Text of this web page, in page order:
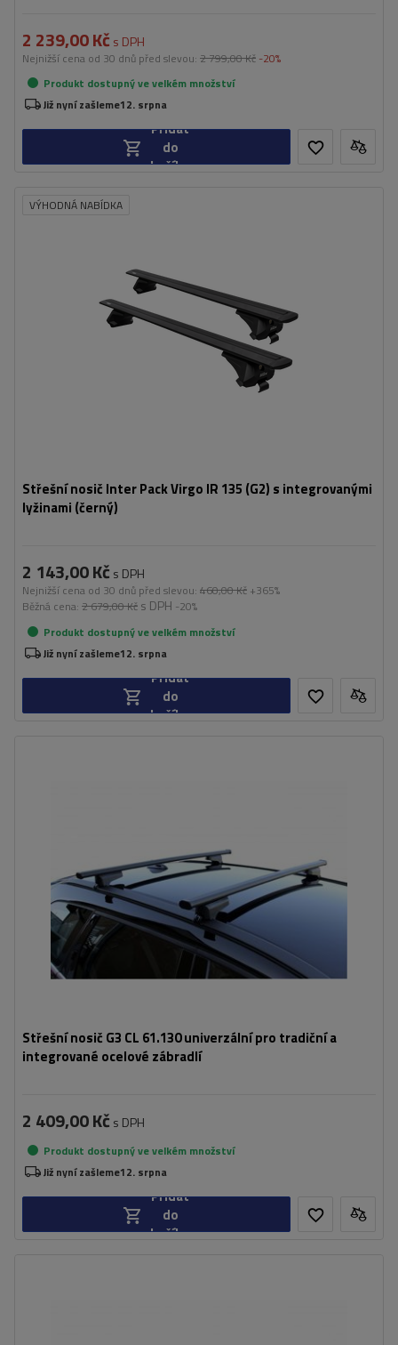
2 239,00 Kč s DPH
Nejnižší cena od 30 dnů před slevou: 2 799,00 Kč -20%
Produkt dostupný ve velkém množství
Již nyní zašleme12. srpna
Přidat
do
košíku
VÝHODNÁ NABÍDKA
Střešní nosič Inter Pack Virgo IR 135 (G2) s integrovanými
lyžinami (černý)
2 143,00 Kč s DPH
Nejnižší cena od 30 dnů před slevou: 460,00 Kč +365%
Běžná cena: 2 679,00 Kč s DPH -20%
Produkt dostupný ve velkém množství
Již nyní zašleme12. srpna
Přidat
do
košíku
Střešní nosič G3 CL 61.130 univerzální pro tradiční a
integrované ocelové zábradlí
2 409,00 Kč s DPH
Produkt dostupný ve velkém množství
Již nyní zašleme12. srpna
Přidat
do
košíku